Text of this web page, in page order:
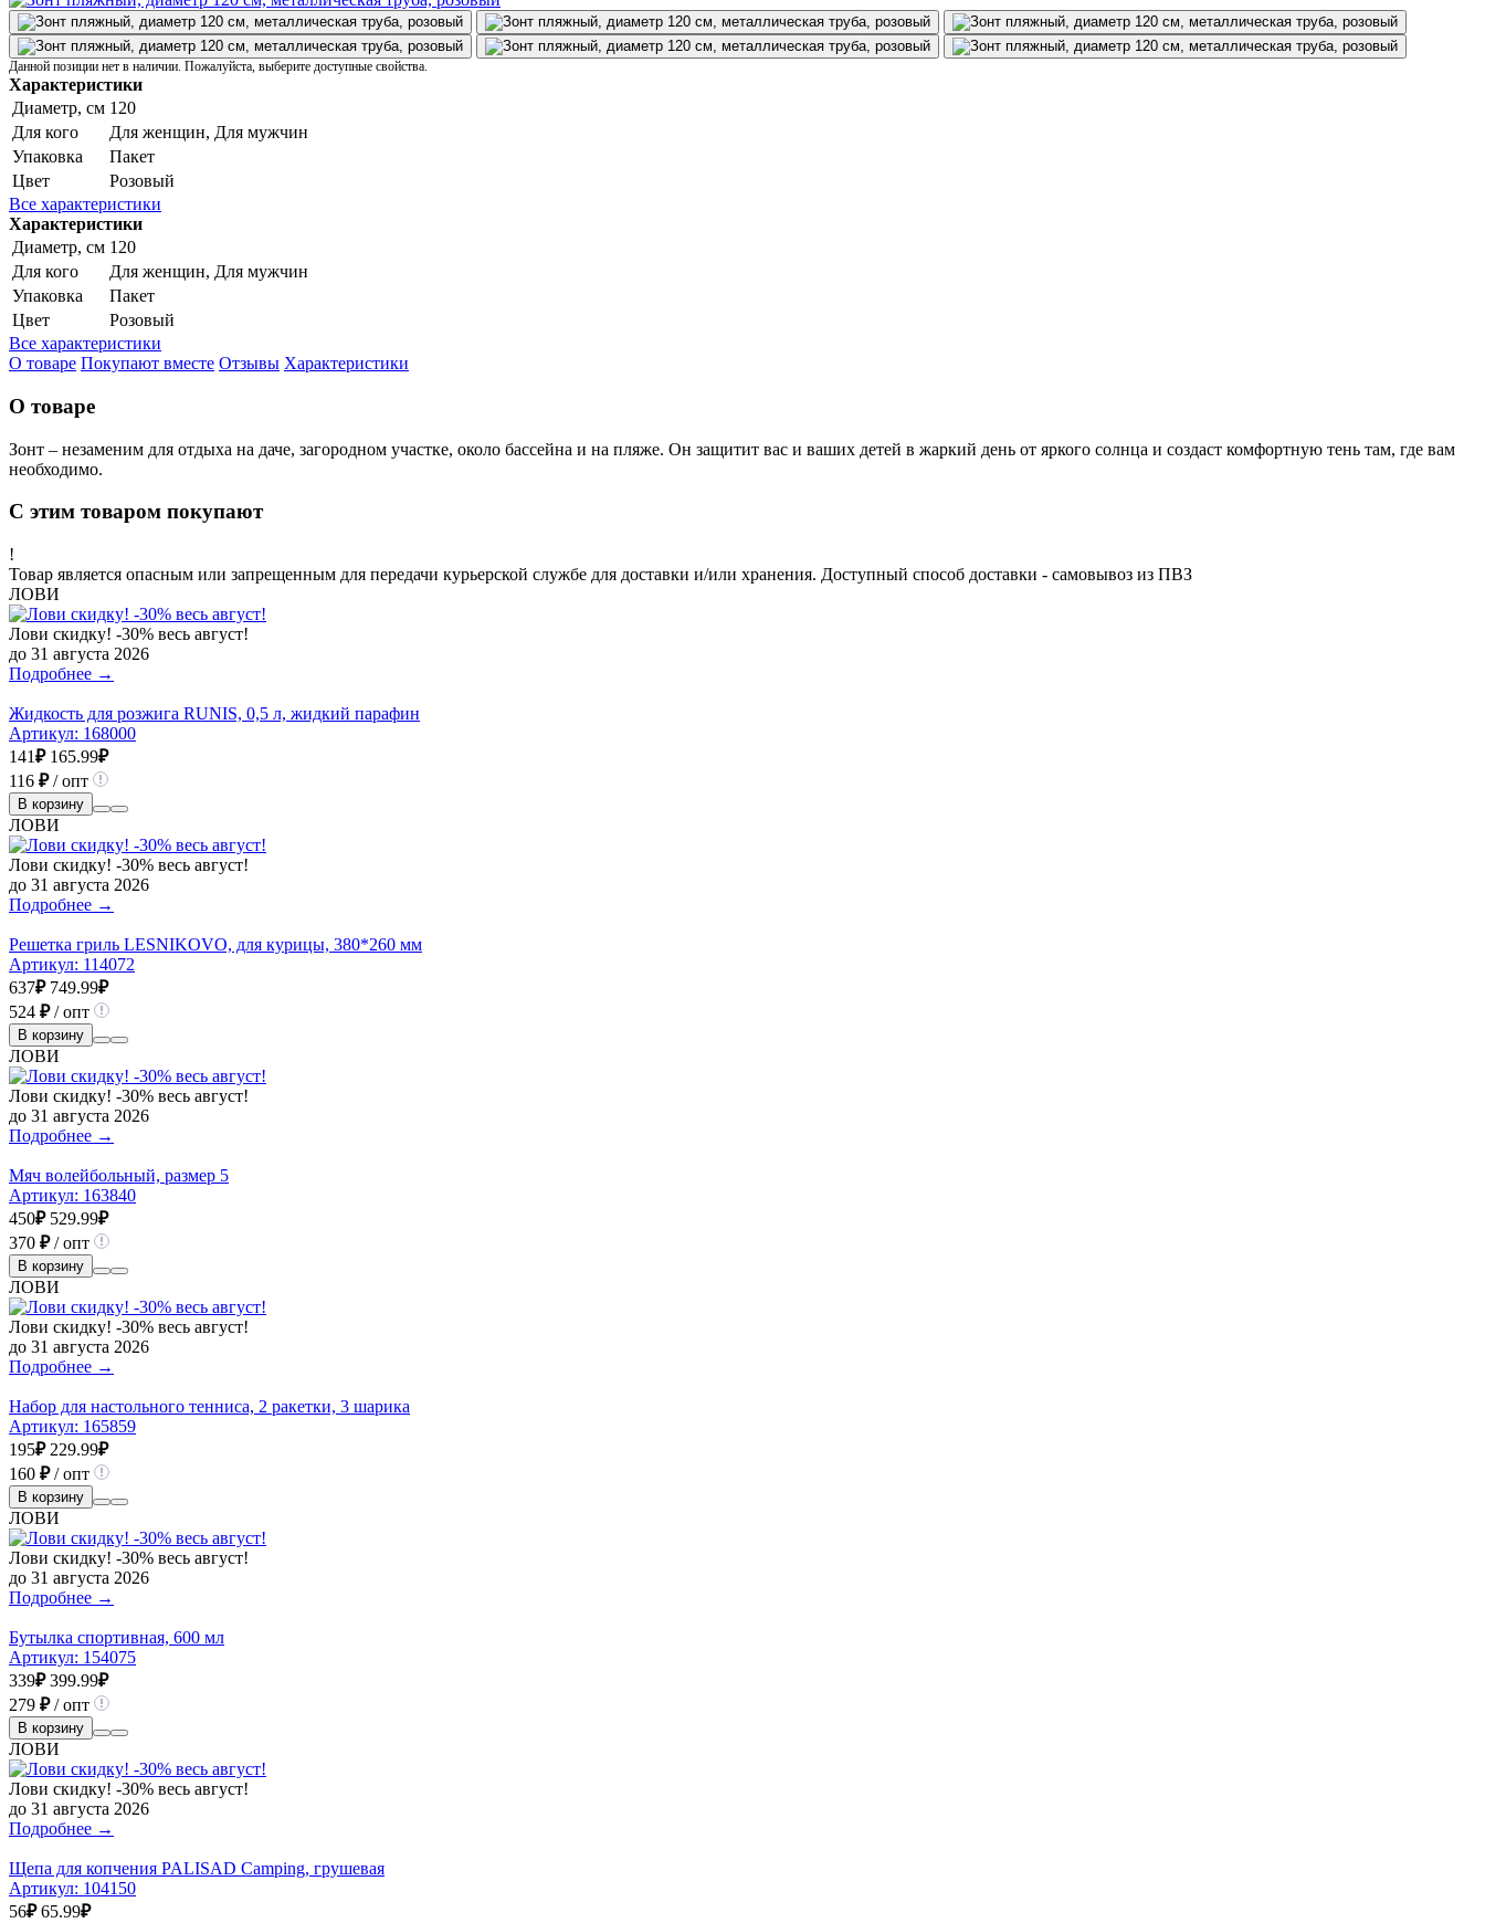
Данной позиции нет в наличии. Пожалуйста, выберите доступные свойства.
Характеристики
Диаметр, см 120
Для кого
Для женщин, Для мужчин
Упаковка
Пакет
Цвет
Розовый
Все характеристики
Характеристики
Диаметр, см 120
Для кого
Для женщин, Для мужчин
Упаковка
Пакет
Цвет
Розовый
Все характеристики
О товаре Покупают вместе Отзывы Характеристики
О товаре
Зонт – незаменим для отдыха на даче, загородном участке, около бассейна и на пляже. Он защитит вас и ваших детей в жаркий день от яркого солнца и создаст комфортную тень там, где вам
необходимо.
С этим товаром покупают
!
Товар является опасным или запрещенным для передачи курьерской службе для доставки и/или хранения. Доступный способ доставки - самовывоз из ПВЗ
ЛОВИ
Лови скидку! -30% весь август!
до 31 августа 2026
Подробнее →
Жидкость для розжига RUNIS, 0,5 л, жидкий парафин
Артикул: 168000
141₽ 165.99₽
116 ₽/ опт
В корзину
ЛОВИ
Лови скидку! -30% весь август!
до 31 августа 2026
Подробнее →
Решетка гриль LESNIKOVO, для курицы, 380*260 мм
Артикул: 114072
637₽ 749.99₽
524 ₽/ опт
В корзину
ЛОВИ
Лови скидку! -30% весь август!
до 31 августа 2026
Подробнее →
Мяч волейбольный, размер 5
Артикул: 163840
450₽ 529.99₽
370 ₽/ опт
В корзину
ЛОВИ
Лови скидку! -30% весь август!
до 31 августа 2026
Подробнее →
Набор для настольного тенниса, 2 ракетки, 3 шарика
Артикул: 165859
195₽ 229.99₽
160 ₽/ опт
В корзину
ЛОВИ
Лови скидку! -30% весь август!
до 31 августа 2026
Подробнее →
Бутылка спортивная, 600 мл
Артикул: 154075
339₽ 399.99₽
279 ₽/ опт
В корзину
ЛОВИ
Лови скидку! -30% весь август!
до 31 августа 2026
Подробнее →
Щепа для копчения PALISAD Camping, грушевая
Артикул: 104150
56₽ 65.99₽